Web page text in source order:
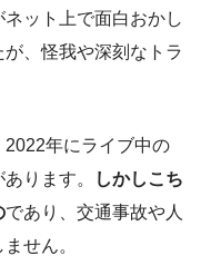
ット上で面白おかし
、怪我や深刻なトラ
2022年にライブ中の
ります。
しかしこち
であり、交通事故や人
せん。